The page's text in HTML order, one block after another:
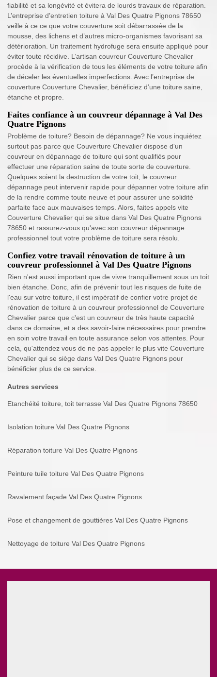
fiabilité et sa longévité et évitera de lourds travaux de réparation.
L’entreprise d’entretien toiture à Val Des Quatre Pignons 78650
veille à ce ce que votre couverture soit débarrassée de la
mousse, des lichens et d’autres micro-organismes favorisant sa
détérioration. Un traitement hydrofuge sera ensuite appliqué pour
éviter toute récidive. L’artisan couvreur Couverture Chevalier
procède à la vérification de tous les éléments de votre toiture afin
de déceler les éventuelles imperfections. Avec l’entreprise de
couverture Couverture Chevalier, bénéficiez d’une toiture saine,
étanche et propre.
Faites confiance à un couvreur dépannage à Val Des
Quatre Pignons
Problème de toiture? Besoin de dépannage? Ne vous inquiétez
surtout pas parce que Couverture Chevalier dispose d'un
couvreur en dépannage de toiture qui sont qualifiés pour
effectuer une réparation saine de toute sorte de couverture.
Quelques soient la destruction de votre toit, le couvreur
dépannage peut intervenir rapide pour dépanner votre toiture afin
de la rendre comme toute neuve et pour assurer une solidité
parfaite face aux mauvaises temps. Alors, faites appels vite
Couverture Chevalier qui se situe dans Val Des Quatre Pignons
78650 et rassurez-vous qu'avec son couvreur dépannage
professionnel tout votre problème de toiture sera résolu.
Confiez votre travail rénovation de toiture à un
couvreur professionnel à Val Des Quatre Pignons
Rien n'est aussi important que de vivre tranquillement sous un toit
bien étanche. Donc, afin de prévenir tout les risques de fuite de
l'eau sur votre toiture, il est impératif de confier votre projet de
rénovation de toiture à un couvreur professionnel de Couverture
Chevalier parce que c'est un couvreur de très haute capacité
dans ce domaine, et a des savoir-faire nécessaires pour prendre
en soin votre travail en toute assurance selon vos attentes. Pour
cela, qu'attendez vous de ne pas appeler le plus vite Couverture
Chevalier qui se siège dans Val Des Quatre Pignons pour
bénéficier plus de ce service.
Autres services
Etanchéité toiture, toit terrasse Val Des Quatre Pignons 78650
Isolation toiture Val Des Quatre Pignons
Réparation toiture Val Des Quatre Pignons
Peinture tuile toiture Val Des Quatre Pignons
Ravalement façade Val Des Quatre Pignons
Pose et changement de gouttières Val Des Quatre Pignons
Nettoyage de toiture Val Des Quatre Pignons